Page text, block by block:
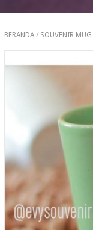
BERANDA/ SOUVENIR MUG